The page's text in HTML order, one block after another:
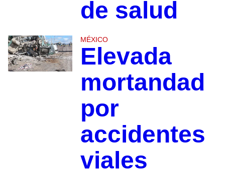
de salud
MÉXICO
Elevada
mortandad
por
accidentes
viales